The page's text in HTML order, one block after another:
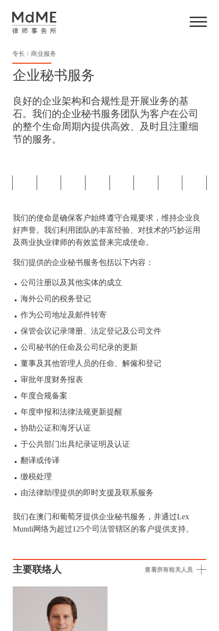
专长 商业服务
企业秘书服务
良好的企业架构和合规性是开展业务的基
石。我们的企业秘书服务团队为客户在公司
的整个生命周期内提供高效、及时且注重细
节的服务。
我们的使命是确保客户始终遵守合规要求，维持企业良
好声誉。我们利用团队的丰富经验、对技术的巧妙运用
及商业执业律师的有效监督来完成使命。
我们提供的企业秘书服务包括以下内容：
公司注册以及其他实体的成立
海外公司的税务登记
作为公司地址及邮件转寄
保管会议记录簿册、法定登记及公司文件
公司秘书的任命及公司纪录的更新
董事及其他管理人员的任命、解僱和登记
审批年度财务报表
年度合规备案
年度申报和法律法规更新提醒
协助公证和海牙认证
于公共部门出具纪录证明及认证
翻译或传译
缴税处理
由法律助理提供的即时支援及联系服务
我们在澳门和葡萄牙提供企业秘书服务，并通过Lex
Mundi网络为超过125个司法管辖区的客户提供支持。
主要联络人 查看所有相关人员